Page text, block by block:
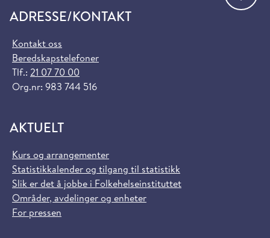
ADRESSE/KONTAKT
Kontakt oss
Beredskapstelefoner
Tlf.: 21 07 70 00
Org.nr: 983 744 516
AKTUELT
Kurs og arrangementer
Statistikkalender og tilgang til statistikk
Slik er det å jobbe i Folkehelseinstituttet
Områder, avdelinger og enheter
For pressen